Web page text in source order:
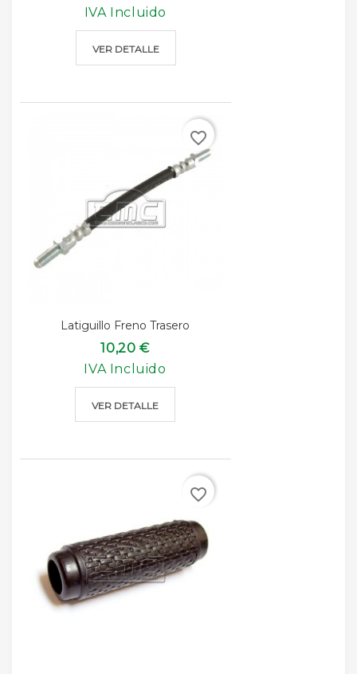
IVA Incluido
VER DETALLE
Latiguillo Freno Trasero
10,20 €
IVA Incluido
VER DETALLE
favorite_border
favorite_border